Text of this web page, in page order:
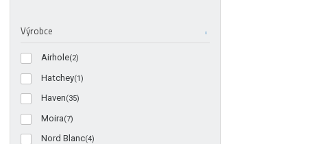
Výrobce
Airhole(2)
Hatchey(1)
Haven(35)
Moira(7)
Nord Blanc(4)